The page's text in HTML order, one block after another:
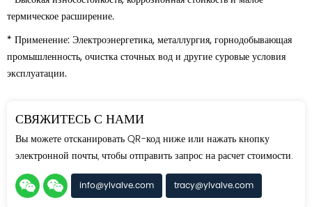
термическое расширение.
* Применение: Электроэнергетика, металлургия, горнодобывающая
промышленность, очистка сточных вод и другие суровые условия
эксплуатации.
СВЯЖИТЕСЬ С НАМИ
Вы можете отсканировать QR-код ниже или нажать кнопку
электронной почты, чтобы отправить запрос на расчет стоимости.
info@ylvalve.com tracy@ylvalve.com